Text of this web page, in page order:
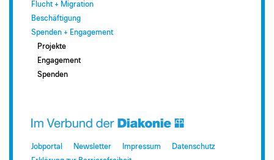
Flucht + Migration
Beschäftigung
Spenden + Engagement
Projekte
Engagement
Spenden
Jobportal Newsletter Impressum
Datenschutz